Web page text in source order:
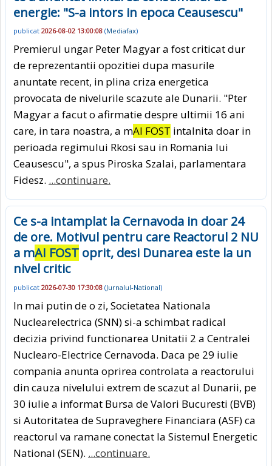
energie: "S-a intors in epoca Ceausescu"
publicat 2026-08-02 13:00:08 (Mediafax)
Premierul ungar Peter Magyar a fost criticat dur
de reprezentantii opozitiei dupa masurile
anuntate recent, in plina criza energetica
provocata de nivelurile scazute ale Dunarii. "Pter
Magyar a facut o afirmatie despre ultimii 16 ani
care, in tara noastra, a mAI FOST intalnita doar in
perioada regimului Rkosi sau in Romania lui
Ceausescu", a spus Piroska Szalai, parlamentara
Fidesz. ...continuare.
Ce s-a intamplat la Cernavoda in doar 24
de ore. Motivul pentru care Reactorul 2 NU
a mAI FOST oprit, desi Dunarea este la un
nivel critic
publicat 2026-07-30 17:30:08 (Jurnalul-National)
In mai putin de o zi, Societatea Nationala
Nuclearelectrica (SNN) si-a schimbat radical
decizia privind functionarea Unitatii 2 a Centralei
Nuclearo-Electrice Cernavoda. Daca pe 29 iulie
compania anunta oprirea controlata a reactorului
din cauza nivelului extrem de scazut al Dunarii, pe
30 iulie a informat Bursa de Valori Bucuresti (BVB)
si Autoritatea de Supraveghere Financiara (ASF) ca
reactorul va ramane conectat la Sistemul Energetic
National (SEN). ...continuare.